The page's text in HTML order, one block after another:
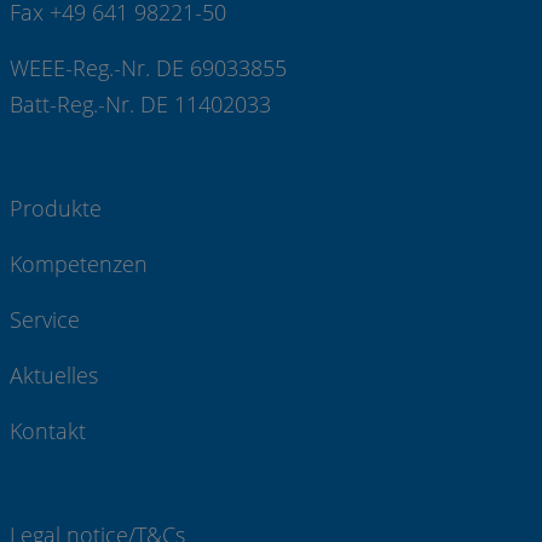
Fax +49 641 98221-50
WEEE-Reg.-Nr. DE 69033855
Batt-Reg.-Nr. DE 11402033
Produkte
Kompetenzen
Service
Aktuelles
Kontakt
Legal notice/T&Cs